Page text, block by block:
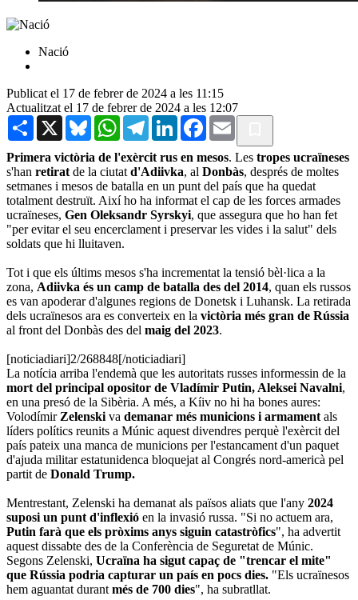
Nació
Publicat el 17 de febrer de 2024 a les 11:15
Actualitzat el 17 de febrer de 2024 a les 12:07
Share X BlueskyWhatsAppTelegramLinkedInFacebook
Email
Primera victòria de l'exèrcit rus en mesos. Les tropes ucraïneses
s'han retirat de la ciutat d'Adiivka, al Donbàs, després de moltes
setmanes i mesos de batalla en un punt del país que ha quedat
totalment destruït. Així ho ha informat el cap de les forces armades
ucraïneses, Gen Oleksandr Syrskyi, que assegura que ho han fet
"per evitar el seu encerclament i preservar les vides i la salut" dels
soldats que hi lluitaven.
Tot i que els últims mesos s'ha incrementat la tensió bèl·lica a la
zona, Adiivka és un camp de batalla des del 2014, quan els russos
es van apoderar d'algunes regions de Donetsk i Luhansk. La retirada
dels ucraïnesos ara es converteix en la victòria més gran de Rússia
al front del Donbàs des del maig del 2023.
[noticiadiari]2/268848[/noticiadiari]
La notícia arriba l'endemà que les autoritats russes informessin de la
mort del principal opositor de Vladímir Putin, Aleksei Navalni,
en una presó de la Sibèria. A més, a Kíiv no hi ha bones aures:
Volodímir Zelenski va demanar més municions i armament als
líders polítics reunits a Múnic aquest divendres perquè l'exèrcit del
país pateix una manca de municions per l'estancament d'un paquet
d'ajuda militar estatunidenca bloquejat al Congrés nord-americà pel
partit de Donald Trump.
Mentrestant, Zelenski ha demanat als països aliats que l'any 2024
suposi un punt d'inflexió en la invasió russa. "Si no actuem ara,
Putin farà que els pròxims anys siguin catastròfics", ha advertit
aquest dissabte des de la Conferència de Seguretat de Múnic.
Segons Zelenski, Ucraïna ha sigut capaç de "trencar el mite"
que Rússia podria capturar un país en pocs dies. "Els ucraïnesos
hem aguantat durant més de 700 dies", ha subratllat.